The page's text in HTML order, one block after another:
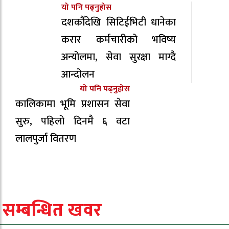
यो पनि पढ्नुहोस
दशकौँदेखि सिटिईभिटी धानेका
करार कर्मचारीको भविष्य
अन्योलमा, सेवा सुरक्षा माग्दै
आन्दोलन
यो पनि पढ्नुहोस
कालिकामा भूमि प्रशासन सेवा
सुरु, पहिलो दिनमै ६ वटा
लालपुर्जा वितरण
सम्बन्धित खवर